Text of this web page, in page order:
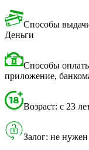
Способы
Деньги
Способы
приложение,
Возраст: с 23
Залог: не нужен